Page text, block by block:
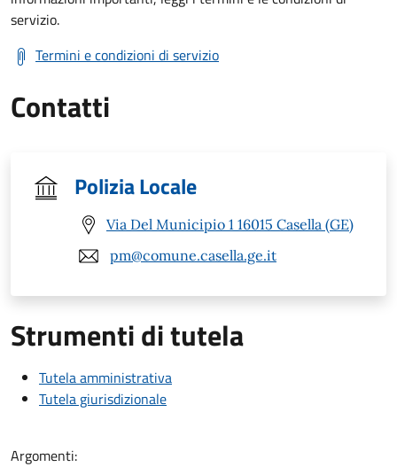
servizio.
Termini e condizioni di servizio
Contatti
Polizia Locale
Via Del Municipio 1 16015 Casella (GE)
pm@comune.casella.ge.it
Strumenti di tutela
Tutela amministrativa
Tutela giurisdizionale
Argomenti: